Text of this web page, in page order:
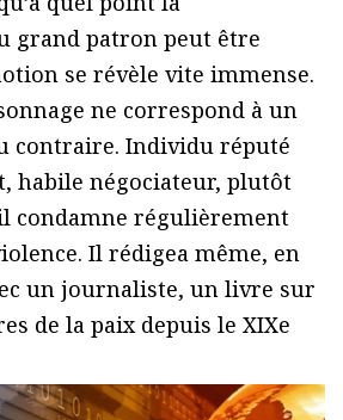
grand patron peut être
se révèle vite immense.
ne correspond à un
contraire. Individu réputé
habile négociateur, plutôt
condamne régulièrement
Il rédigea même, en
un journaliste, un livre sur
de la paix depuis le XIXe